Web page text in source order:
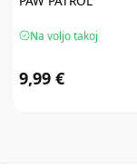
Na voljo takoj
9,99 €